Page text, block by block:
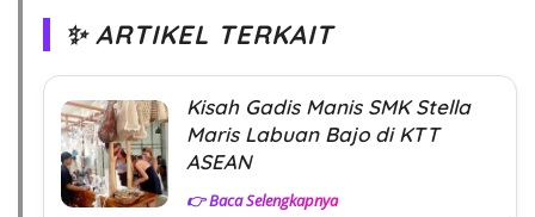
✨ ARTIKEL TERKAIT
Kisah Gadis Manis SMK Stella
Maris Labuan Bajo di KTT
ASEAN
👉 Baca Selengkapnya